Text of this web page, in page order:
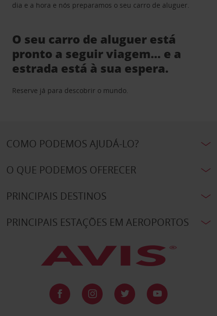
dia e a hora e nós preparamos o seu carro de aluguer.
O seu carro de aluguer está
pronto a seguir viagem… e a
estrada está à sua espera.
Reserve já para descobrir o mundo.
COMO PODEMOS AJUDÁ-LO?
O QUE PODEMOS OFERECER
PRINCIPAIS DESTINOS
PRINCIPAIS ESTAÇÕES EM AEROPORTOS